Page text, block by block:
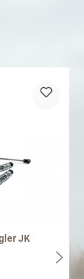
JK